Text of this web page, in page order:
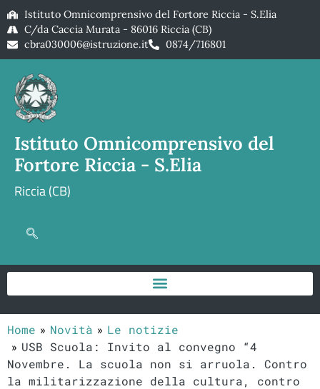
Istituto Omnicomprensivo del Fortore Riccia - S.Elia
C/da Caccia Murata - 86016 Riccia (CB)
cbra030006@istruzione.it
0874/716801
Istituto Omnicomprensivo del
Fortore Riccia - S.Elia
Riccia (CB)
Home Novità
Le notizie
USB Scuola: Invito al convegno “4
Novembre. La scuola non si arruola. Contro
la militarizzazione della cultura, contro